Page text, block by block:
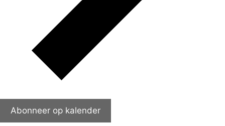
Abonneer op kalender